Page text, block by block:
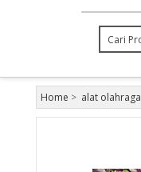
Home > alat olahraga